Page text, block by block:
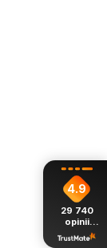
4.9
29 740
opinii
z całego
okresu